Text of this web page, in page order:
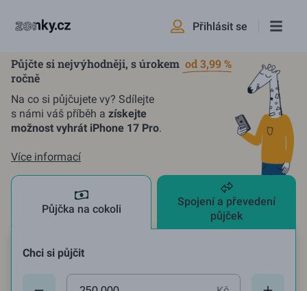
Přihlásit se
Půjčte si nejvýhodněji, s úrokem od 3,99 %
ročně
Na co si půjčujete vy? Sdílejte
s námi váš příběh a získejte
možnost vyhrát iPhone 17 Pro.
Více informací
Půjčka na cokoli
Spojení a převedení
půjček
Chci si půjčit
Aktuální hodnota: